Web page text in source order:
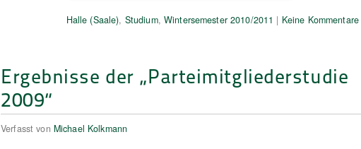
Halle (Saale), Studium, Wintersemester 2010/2011 | Keine Kommentare
Ergebnisse der „Parteimitgliederstudie
2009“
Verfasst von Michael Kolkmann